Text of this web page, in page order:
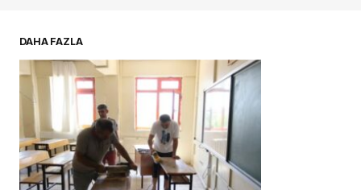
Daha sonraki yorumlarımda kullanılması için
adım, e-posta adresim ve site adresim bu
tarayıcıya kaydedilsin.
DAHA FAZLA